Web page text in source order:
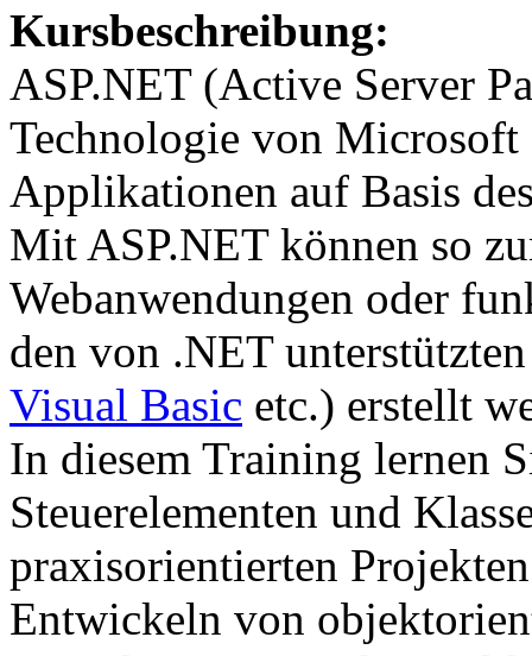
Kursbeschreibung:
ASP.NET (Active Server
Technologie von
Applikationen auf Basis
Mit ASP.NET können so
Webanwendungen oder
den von .NET
Visual Basic etc.) erstellt
In diesem Training lernen
Steuerelementen und
praxisorientierten
Entwickeln von